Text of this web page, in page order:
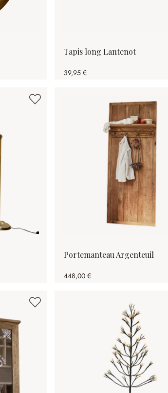
Tapis long Lantenot
39,95 €
Portemanteau Argenteuil
448,00 €